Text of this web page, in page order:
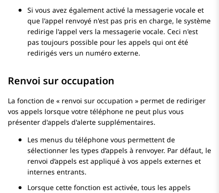
Si vous avez également activé la messagerie vocale et
que l'appel renvoyé n'est pas pris en charge, le système
redirige l'appel vers la messagerie vocale. Ceci n'est
pas toujours possible pour les appels qui ont été
redirigés vers un numéro externe.
Renvoi sur occupation
La fonction de « renvoi sur occupation » permet de rediriger
vos appels lorsque votre téléphone ne peut plus vous
présenter d'appels d'alerte supplémentaires.
Les menus du téléphone vous permettent de
sélectionner les types d’appels à renvoyer. Par défaut, le
renvoi d’appels est appliqué à vos appels externes et
internes entrants.
Lorsque cette fonction est activée, tous les appels